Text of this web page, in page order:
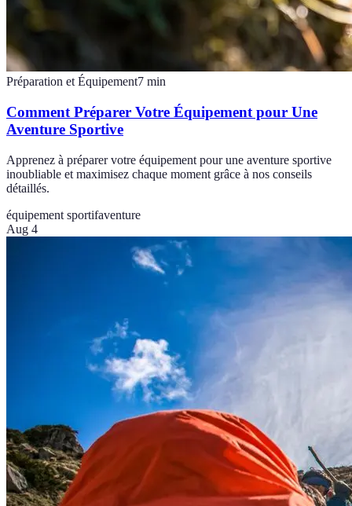
Préparation et Équipement7 min
Comment Préparer Votre Équipement pour Une
Aventure Sportive
Apprenez à préparer votre équipement pour une aventure sportive
inoubliable et maximisez chaque moment grâce à nos conseils
détaillés.
équipement sportifaventure
Aug 4